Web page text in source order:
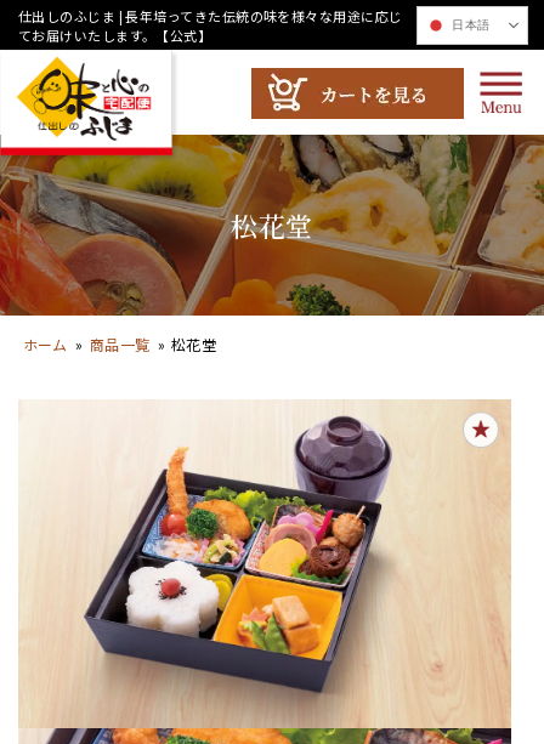
ン
ン
ツ
へ
ス
キ
ッ
プ
仕出しのふじま | 長年培ってきた伝統の味を様々な用途に応じ
てお届けいたします。【公式】
日本語
松花堂
ホーム » 商品一覧 » 松花堂